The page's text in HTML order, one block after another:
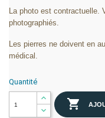
La photo est contractuelle.
photographiés.
Les pierres ne doivent en
médical.
Quantité
